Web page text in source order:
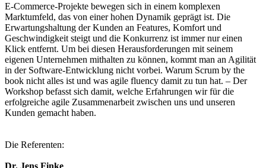
E-Commerce-Projekte bewegen sich in einem komplexen
Marktumfeld, das von einer hohen Dynamik geprägt ist. Die
Erwartungshaltung der Kunden an Features, Komfort und
Geschwindigkeit steigt und die Konkurrenz ist immer nur einen
Klick entfernt. Um bei diesen Herausforderungen mit seinem
eigenen Unternehmen mithalten zu können, kommt man an Agilität
in der Software-Entwicklung nicht vorbei. Warum Scrum by the
book nicht alles ist und was agile fluency damit zu tun hat. – Der
Workshop befasst sich damit, welche Erfahrungen wir für die
erfolgreiche agile Zusammenarbeit zwischen uns und unseren
Kunden gemacht haben.
Die Referenten:
Dr. Jens Finke